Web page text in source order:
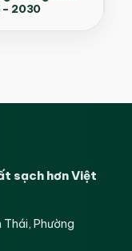
– 2030
sạch hơn Việt
Thái, Phường